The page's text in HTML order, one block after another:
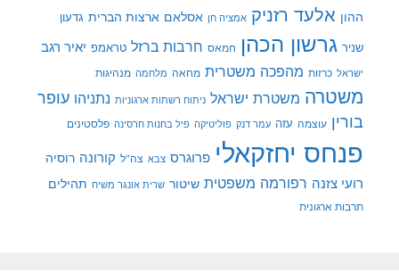
ההון אלעד רזניק אמציה חן אסלאם ארצות הברית גדעון
שניר גרשון הכהן חמאס חרבות ברזל טראמפ יאיר רגב
ישראל כרזות מהפכה משטרית מחאה מלחמה מנהיגות
משטרה משטרת ישראל ניתוח רשתות ארגוניות נתניהו עופר
בורין עוצמה עזה עמר דנק פוליטיקה פיל בחנות חרסינה פלסטינים
פנחס יחזקאלי פרוגרס צבא צה"ל קורונה רוסיה
רועי צזנה רפורמה משפטית שיטור שרית אונגר משיח תהילים
תרבות ארגונית